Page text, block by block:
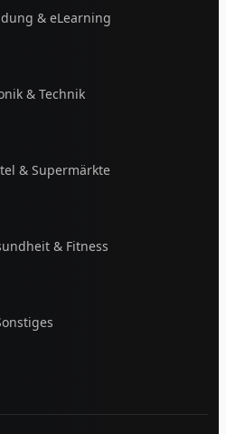
& eLearning
& Technik
& Supermärkte
& Fitness